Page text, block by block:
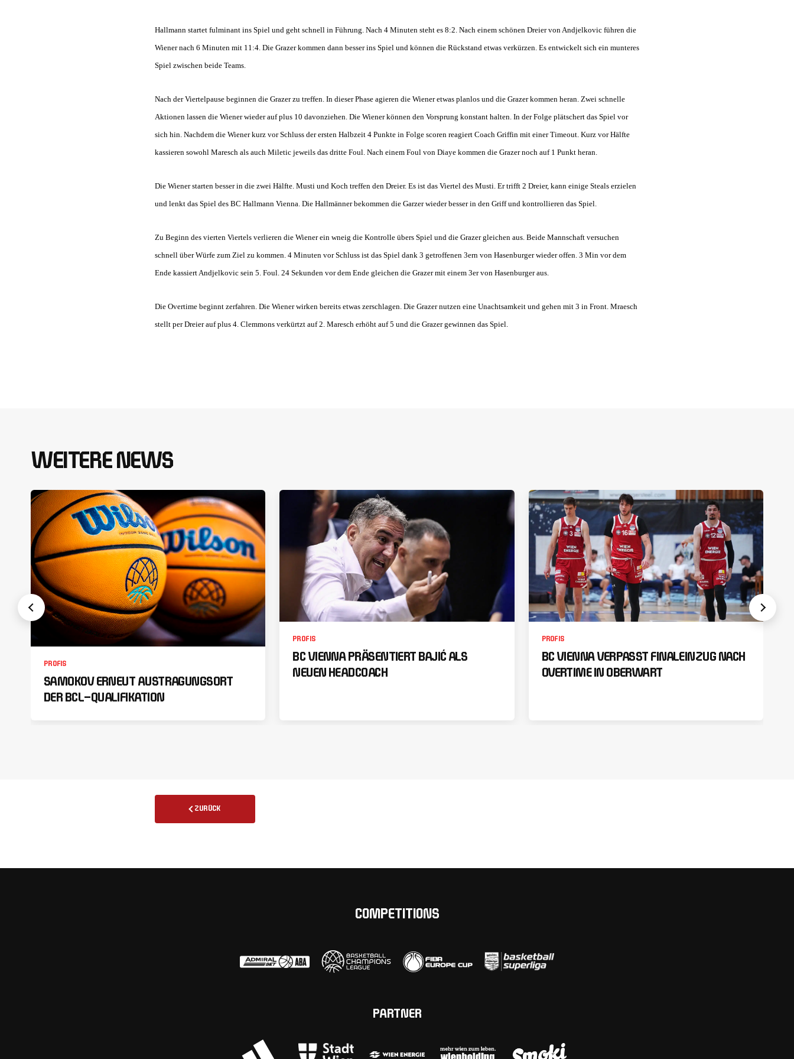
Hallmann startet fulminant ins Spiel und geht schnell in Führung. Nach 4 Minuten steht es 8:2. Nach einem schönen Dreier von Andjelkovic führen die
Wiener nach 6 Minuten mit 11:4. Die Grazer kommen dann besser ins Spiel und können die Rückstand etwas verkürzen. Es entwickelt sich ein munteres
Spiel zwischen beide Teams.
Nach der Viertelpause beginnen die Grazer zu treffen. In dieser Phase agieren die Wiener etwas planlos und die Grazer kommen heran. Zwei schnelle
Aktionen lassen die Wiener wieder auf plus 10 davonziehen. Die Wiener können den Vorsprung konstant halten. In der Folge plätschert das Spiel vor
sich hin. Nachdem die Wiener kurz vor Schluss der ersten Halbzeit 4 Punkte in Folge scoren reagiert Coach Griffin mit einer Timeout. Kurz vor Hälfte
kassieren sowohl Maresch als auch Miletic jeweils das dritte Foul. Nach einem Foul von Diaye kommen die Grazer noch auf 1 Punkt heran.
Die Wiener starten besser in die zwei Hälfte. Musti und Koch treffen den Dreier. Es ist das Viertel des Musti. Er trifft 2 Dreier, kann einige Steals erzielen
und lenkt das Spiel des BC Hallmann Vienna. Die Hallmänner bekommen die Garzer wieder besser in den Griff und kontrollieren das Spiel.
Zu Beginn des vierten Viertels verlieren die Wiener ein wneig die Kontrolle übers Spiel und die Grazer gleichen aus. Beide Mannschaft versuchen
schnell über Würfe zum Ziel zu kommen. 4 Minuten vor Schluss ist das Spiel dank 3 getroffenen 3ern von Hasenburger wieder offen. 3 Min vor dem
Ende kassiert Andjelkovic sein 5. Foul. 24 Sekunden vor dem Ende gleichen die Grazer mit einem 3er von Hasenburger aus.
Die Overtime beginnt zerfahren. Die Wiener wirken bereits etwas zerschlagen. Die Grazer nutzen eine Unachtsamkeit und gehen mit 3 in Front. Mraesch
stellt per Dreier auf plus 4. Clemmons verkürtzt auf 2. Maresch erhöht auf 5 und die Grazer gewinnen das Spiel.
WEITERE NEWS
PROFIS
SAMOKOV ERNEUT AUSTRAGUNGSORT
DER BCL-QUALIFIKATION
PROFIS
BC VIENNA PRÄSENTIERT BAJIĆ ALS
NEUEN HEADCOACH
PROFIS
BC VIENNA VERPASST FINALEINZUG NACH
OVERTIME IN OBERWART
ZURÜCK
COMPETITIONS
PARTNER